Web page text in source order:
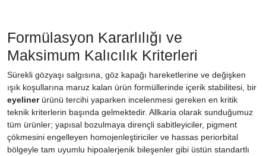
Formülasyon Kararlılığı ve
Maksimum Kalıcılık Kriterleri
Sürekli gözyaşı salgısına, göz kapağı hareketlerine ve değişken
ışık koşullarına maruz kalan ürün formüllerinde içerik stabilitesi, bir
eyelinerürünü tercihi yaparken incelenmesi gereken en kritik
teknik kriterlerin başında gelmektedir. Allkaria olarak sunduğumuz
tüm ürünler; yapısal bozulmaya dirençli sabitleyiciler, pigment
çökmesini engelleyen homojenleştiriciler ve hassas periorbital
bölgeyle tam uyumlu hipoalerjenik bileşenler gibi üstün standartlı